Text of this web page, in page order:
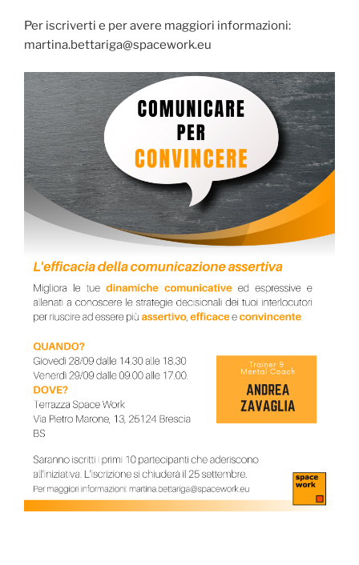
Per iscriverti e per avere maggiori informazioni:
martina.bettariga@spacework.eu